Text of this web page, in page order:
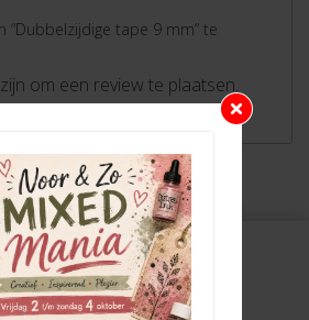
“Dubbelzijdige tape 9 mm” te
om een review te plaatsen.